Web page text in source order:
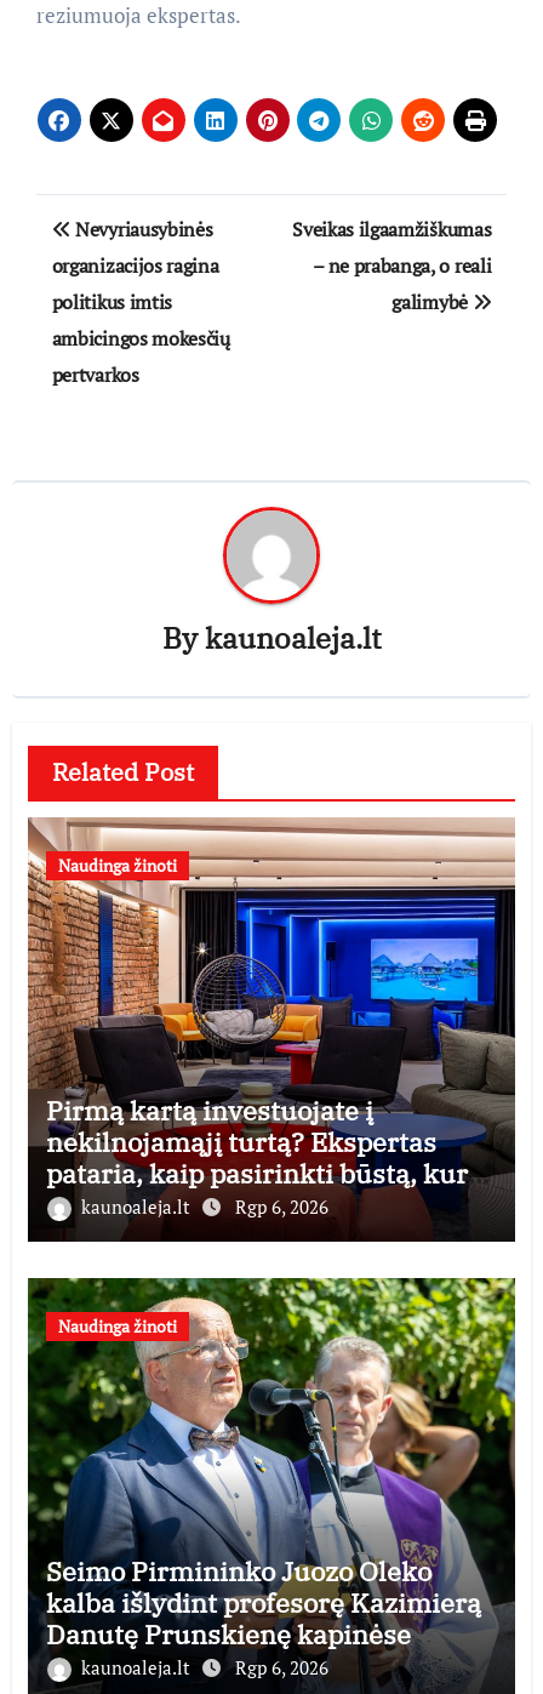
reziumuoja ekspertas.
Navigacija
tarp
įrašų
Nevyriausybinės
organizacijos ragina
politikus imtis
ambicingos mokesčių
pertvarkos
Sveikas ilgaamžiškumas
– ne prabanga, o reali
galimybė
Bykaunoaleja.lt
Related Post
Naudinga žinoti
Pirmą kartą investuojate į
nekilnojamąjį turtą? Ekspertas
pataria, kaip pasirinkti būstą, kuris
generuos grąžą
kaunoaleja.lt Rgp 6, 2026
Naudinga žinoti
Seimo Pirmininko Juozo Oleko
kalba išlydint profesorę Kazimierą
Danutę Prunskienę kapinėse
kaunoaleja.lt Rgp 6, 2026